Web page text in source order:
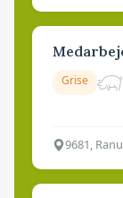
Grise
9681,